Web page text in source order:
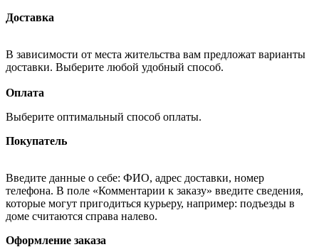
Доставка
В зависимости от места жительства вам предложат варианты
доставки. Выберите любой удобный способ.
Оплата
Выберите оптимальный способ оплаты.
Покупатель
Введите данные о себе: ФИО, адрес доставки, номер
телефона. В поле «Комментарии к заказу» введите сведения,
которые могут пригодиться курьеру, например: подъезды в
доме считаются справа налево.
Оформление заказа